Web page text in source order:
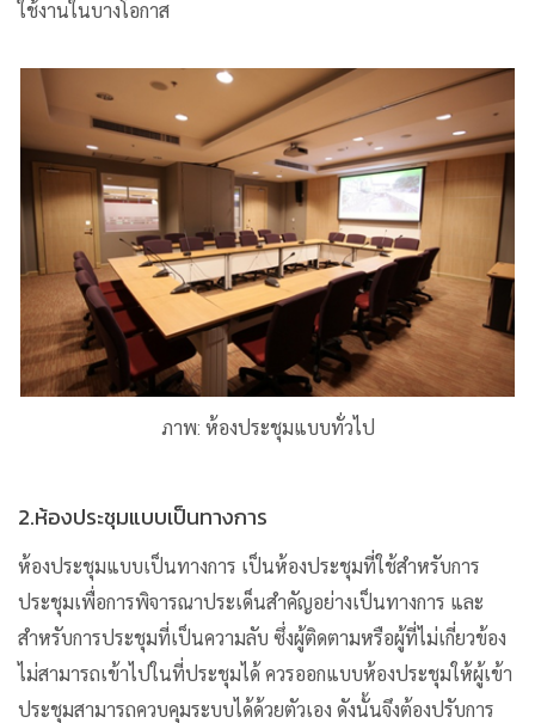
ใช้งานในบางโอกาส
ภาพ: ห้องประชุมแบบทั่วไป
2.ห้องประชุมแบบเป็นทางการ
ห้องประชุมแบบเป็นทางการ เป็นห้องประชุมที่ใช้สำหรับการ
ประชุมเพื่อการพิจารณาประเด็นสำคัญอย่างเป็นทางการ และ
สำหรับการประชุมที่เป็นความลับ ซึ่งผู้ติดตามหรือผู้ที่ไม่เกี่ยวข้อง
ไม่สามารถเข้าไปในที่ประชุมได้ ควรออกแบบห้องประชุมให้ผู้เข้า
ประชุมสามารถควบคุมระบบได้ด้วยตัวเอง ดังนั้นจึงต้องปรับการ